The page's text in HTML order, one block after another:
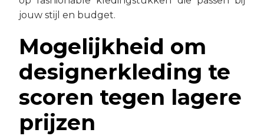
jouw stijl en budget.
Mogelijkheid om
designerkleding te
scoren tegen lagere
prijzen